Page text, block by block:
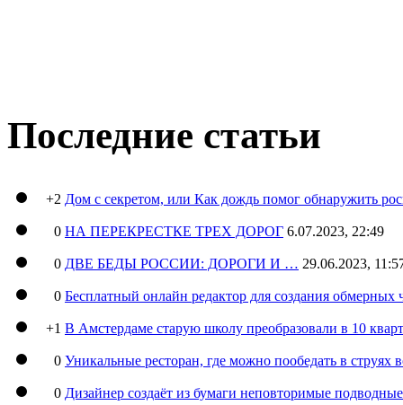
Последние статьи
+2 Дом с секретом, или Как дождь помог обнаружить
0 НА ПЕРЕКРЕСТКЕ ТРЕХ ДОРОГ 6.07.2023, 22:49
0 ДВЕ БЕДЫ РОССИИ: ДОРОГИ И … 29.06.2023,
0 Бесплатный онлайн редактор для создания обмерных
+1 В Амстердаме старую школу преобразовали в 10
0 Уникальные ресторан, где можно пообедать в струях
0 Дизайнер создаёт из бумаги неповторимые